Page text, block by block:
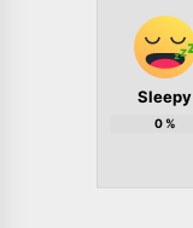
Sleepy
0%